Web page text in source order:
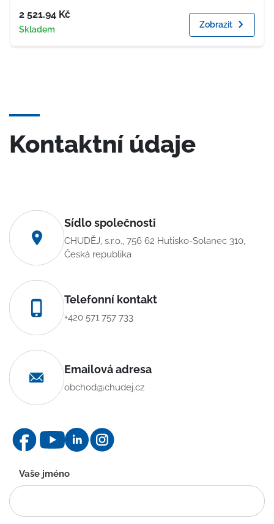
Cena
2 521.94 Kč
Dostupnost
Skladem Zobrazit
Kontaktní údaje
Sídlo společnosti
CHUDĚJ, s.r.o., 756 62 Hutisko-Solanec 310,
Česká republika
Telefonní kontakt
+420 571 757 733
Emailová adresa
obchod@chudej.cz
Kontaktní
formulář
-
CZ
Vaše jméno